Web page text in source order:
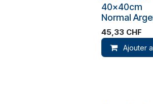
40x40cm
Normal
45,33 CHF
Ajouter